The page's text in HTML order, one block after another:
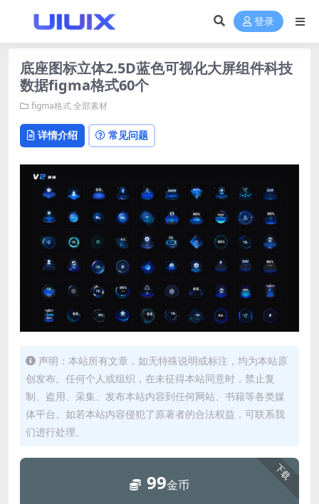
登录
底座图标立体2.5D蓝色可视化大屏组件科技
数据figma格式60个
figma格式全部素材
详情介绍 常见问题
声明：本站所有文章，如无特殊说明或标注，均为本站原
创发布。任何个人或组织，在未征得本站同意时，禁止复
制、盗用、采集、发布本站内容到任何网站、书籍等各类媒
体平台。如若本站内容侵犯了原著者的合法权益，可联系我
们进行处理。
下载
99金币